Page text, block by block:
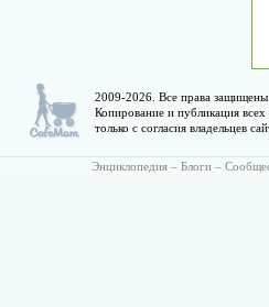
2009-2026. Все права защищены.
Копирование и публикация всех
только с согласия владельцев
Энциклопедия – Блоги –